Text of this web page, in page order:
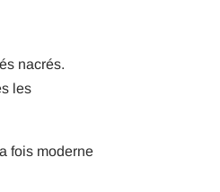
nacrés.
les
fois moderne